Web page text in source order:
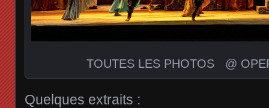
TOUTES LES PHOTOS @
Quelques extraits :